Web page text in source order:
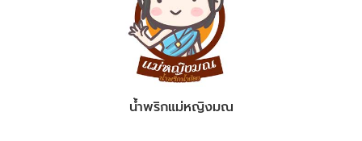
น้ำพริกแม่หญิงมณ